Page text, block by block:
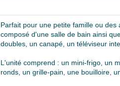
Parfait pour une petite famille ou
composé d'une salle de bain ainsi
doubles, un canapé, un téléviseur
L'unité comprend : un mini-frigo, un
ronds, un grille-pain, une bouilloire,